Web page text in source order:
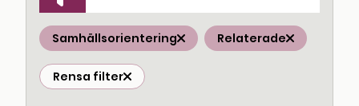
Samhällsorientering Relaterade
Rensa filter